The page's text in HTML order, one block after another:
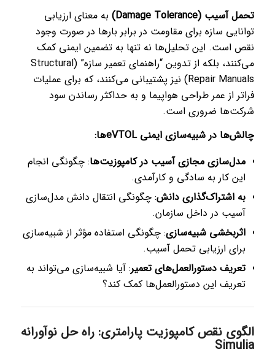
تحمل آسیب (Damage Tolerance)
به معنای ارزیابی
توانایی سازه برای مقاومت در برابر بارها در صورت وجود
نقص است. این تحلیل‌ها نه تنها به تضمین ایمنی کمک
می‌کنند، بلکه از تدوین “راهنمای تعمیر سازه” (Structural
Repair Manuals) نیز پشتیبانی می‌کنند، که برای عملیات
فراتر از عمر طراحی هواپیما و به حداکثر رساندن سود
شرکت‌ها ضروری است.
چالش‌ها در شبیه‌سازی ایمنی eVTOLها:
مدل‌سازی مجازی آسیب در کامپوزیت‌ها: چگونگی انجام
این کار به سادگی و کارآمدی.
به اشتراک‌گذاری دانش: چگونگی انتقال دانش مدل‌سازی
آسیب در داخل سازمان.
اثربخشی شبیه‌سازی: چگونگی استفاده مؤثر از شبیه‌سازی
برای ارزیابی تحمل آسیب.
تعریف دستورالعمل‌های تعمیر: آیا شبیه‌سازی می‌تواند به
تعریف این دستورالعمل‌ها کمک کند؟
الگوی نقص کامپوزیت پارامتری: راه حل نوآورانه
Simulia